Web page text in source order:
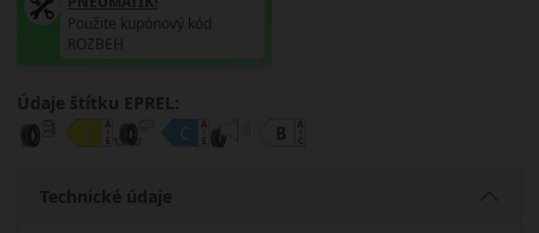
Použite kupónový kód
ROZBEH
Údaje štítku EPREL:
Technické údaje